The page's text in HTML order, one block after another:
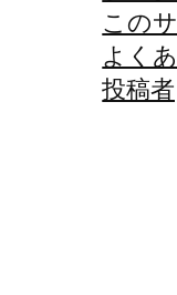
この
よく
投稿者